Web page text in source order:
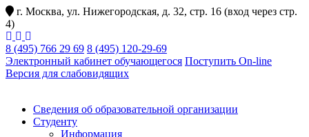
г. Москва, ул. Нижегородская, д. 32, стр. 16 (вход через стр.
4)
8 (495) 766 29 69 8 (495) 120-29-69
Электронный кабинет обучающегося Поступить On-line
Версия для слабовидящих
Сведения об образовательной организации
Студенту
Информация